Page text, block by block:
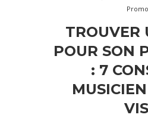
TROUVER
POUR SON
: 7